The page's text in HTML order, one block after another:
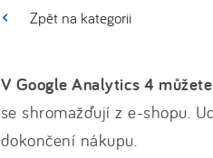
Zpět na kategorii
V Google Analytics 4
se shromažďují z e-shopu.
dokončení nákupu.